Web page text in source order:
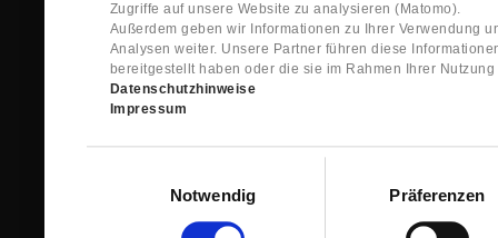
Zugriffe auf unsere Website zu analysieren (Matomo).
Außerdem geben wir Informationen zu Ihrer Verwendung
Analysen weiter. Unsere Partner führen diese
bereitgestellt haben oder die sie im Rahmen Ihrer
Datenschutzhinweise
Impressum
Notwendig
Präferenzen